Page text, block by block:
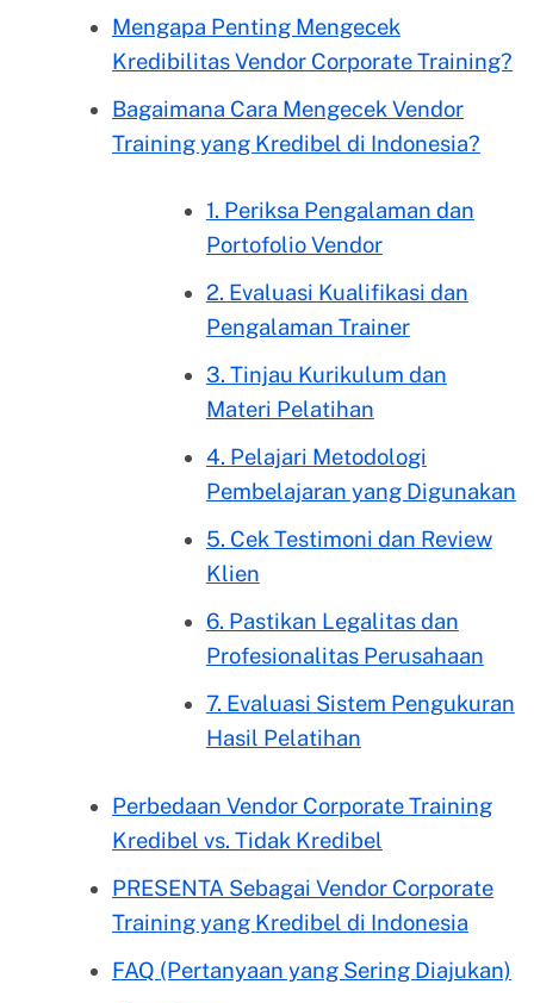
Mengapa Penting Mengecek
Kredibilitas Vendor Corporate Training?
Bagaimana Cara Mengecek Vendor
Training yang Kredibel di Indonesia?
1. Periksa Pengalaman dan
Portofolio Vendor
2. Evaluasi Kualifikasi dan
Pengalaman Trainer
3. Tinjau Kurikulum dan
Materi Pelatihan
4. Pelajari Metodologi
Pembelajaran yang Digunakan
5. Cek Testimoni dan Review
Klien
6. Pastikan Legalitas dan
Profesionalitas Perusahaan
7. Evaluasi Sistem Pengukuran
Hasil Pelatihan
Perbedaan Vendor Corporate Training
Kredibel vs. Tidak Kredibel
PRESENTA Sebagai Vendor Corporate
Training yang Kredibel di Indonesia
FAQ (Pertanyaan yang Sering Diajukan)